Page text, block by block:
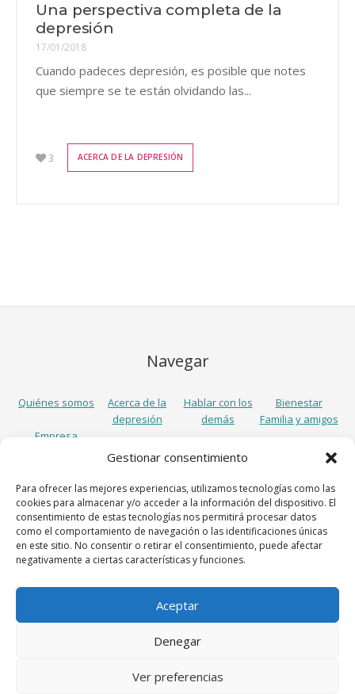
Gestionar consentimiento
Para ofrecer las mejores experiencias, utilizamos tecnologías como las
cookies para almacenar y/o acceder a la información del dispositivo. El
consentimiento de estas tecnologías nos permitirá procesar datos
como el comportamiento de navegación o las identificaciones únicas
en este sitio. No consentir o retirar el consentimiento, puede afectar
negativamente a ciertas características y funciones.
Aceptar
Denegar
Ver preferencias
Una perspectiva completa de la
depresión
17/01/2018
Cuando padeces depresión, es posible que notes
que siempre se te están olvidando las...
3 ACERCA DE LA DEPRESIÓN
Navegar
Quiénes somos
Acerca de la
depresión
Hablar con los
demás
Bienestar
Familia y amigos
Empresa
Síguenos
Lundbeck España S.A., Avenida Diagonal 605, 7º, 08028 Barcelona,
Spain